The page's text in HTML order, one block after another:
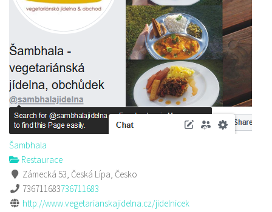
Šambhala
Restaurace
Zámecká 53, Česká Lípa, Česko
736711683736711683
http://www.vegetarianskajidelna.cz/jidelnicek